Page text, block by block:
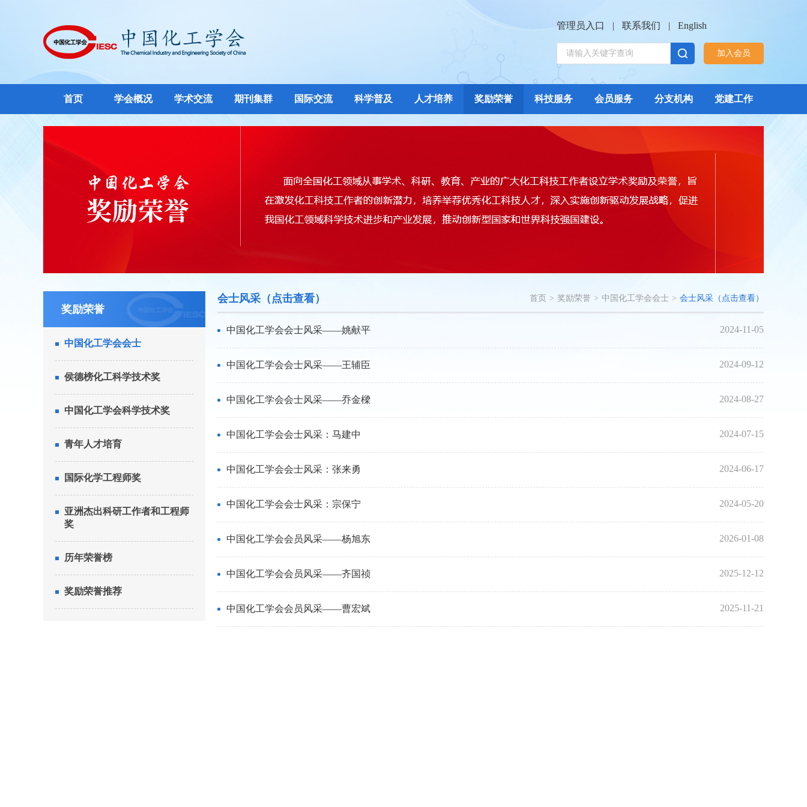
管理员入口 | 联系我们 | English
加入会员
首页 学会概况 学术交流 期刊集群 国际交流 科学普及 人才培养 奖励荣誉 科技服务 会员服务 分支机构 党建工作
奖励荣誉
中国化工学会会士
侯德榜化工科学技术奖
中国化工学会科学技术奖
青年人才培育
国际化学工程师奖
亚洲杰出科研工作者和工程师
奖
历年荣誉榜
奖励荣誉推荐
会士风采（点击查看） 首页 > 奖励荣誉 > 中国化工学会会士 > 会士风采（点击查看）
中国化工学会会士风采——姚献平 2024-11-05
中国化工学会会士风采——王辅臣 2024-09-12
中国化工学会会士风采——乔金樑 2024-08-27
中国化工学会会士风采：马建中 2024-07-15
中国化工学会会士风采：张来勇 2024-06-17
中国化工学会会士风采：宗保宁 2024-05-20
中国化工学会会员风采——杨旭东 2026-01-08
中国化工学会会员风采——齐国祯 2025-12-12
中国化工学会会员风采——曹宏斌 2025-11-21